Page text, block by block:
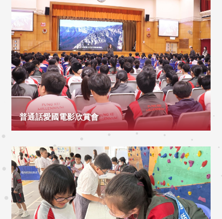
普通話愛國電影欣賞會